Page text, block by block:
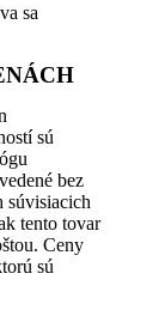
sa
sú
bez
súvisiacich
tento tovar
Ceny
sú